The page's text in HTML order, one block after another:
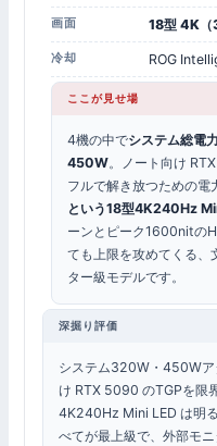
画面 18型 4K
冷却 ROG
ここが見せ場
4機の中でシステム総電
450W。ノート向け
フルで解き放つための
という18型4K240Hz
ーンとピーク1600nitの
ても上限を攻めてくる、
ター級モデルです。
深掘り評価
システム320W・450Wア
け RTX 5090 のTGPを限
4K240Hz Mini LED は明
べてが最上級で、外部モ